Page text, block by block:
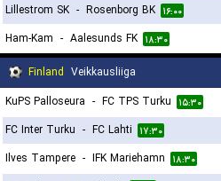
Lillestrom SK - Rosenborg BK ۱۶:۰۰
Ham-Kam - Aalesunds FK ۱۸:۳۰
Finland Veikkausliiga
KuPS Palloseura - FC TPS Turku ۱۵:۳۰
FC Inter Turku - FC Lahti ۱۷:۳۰
Ilves Tampere - IFK Mariehamn ۱۸:۳۰